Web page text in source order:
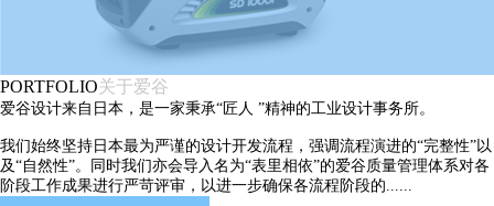
PORTFOLIO关于爱谷
爱谷设计来自日本，是一家秉承“匠人 ”精神的工业设计事务所。
我们始终坚持日本最为严谨的设计开发流程，强调流程演进的“完整性”以
及“自然性”。同时我们亦会导入名为“表里相依”的爱谷质量管理体系对各
阶段工作成果进行严苛评审，以进一步确保各流程阶段的......